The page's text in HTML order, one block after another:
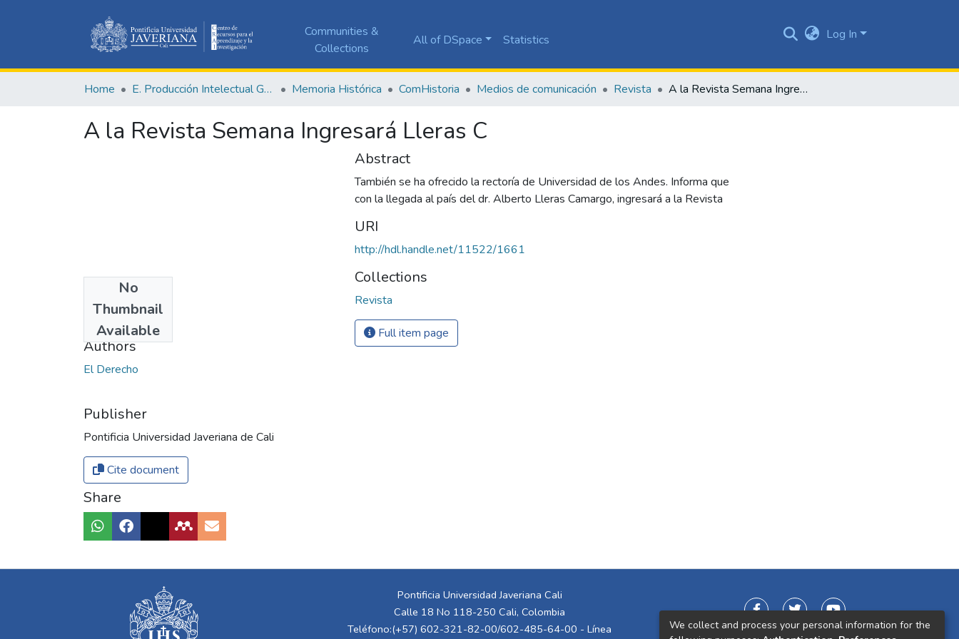
Communities &
Collections
All of DSpace Statistics Log In
Home E. Producción Intelectual General Memoria Histórica ComHistoria Medios de comunicación Revista A la Revista Semana Ingresará Lleras C
A la Revista Semana Ingresará Lleras C
No
Thumbnail
Available
1954
Authors
El Derecho
Publisher
Pontificia Universidad Javeriana de Cali
Cite document
Share
Abstract
También se ha ofrecido la rectoría de Universidad de los Andes. Informa que
con la llegada al país del dr. Alberto Lleras Camargo, ingresará a la Revista
URI
http://hdl.handle.net/11522/1661
Collections
Revista
Full item page
Pontificia Universidad Javeriana Cali
Calle 18 No 118-250 Cali, Colombia
Teléfono:(+57) 602-321-82-00/602-485-64-00 - Línea
We collect and process your personal information for the